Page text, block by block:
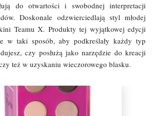
do otwartości i swobodnej interpretacji
Doskonale odzwierciedlają styl młodej
Teamu X. Produkty tej wyjątkowej edycji
w taki sposób, aby podkreślały każdy typ
czy posłużą jako narzędzie do kreacji
też w uzyskaniu wieczorowego blasku.